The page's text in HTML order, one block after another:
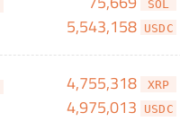
SOL
5,543,158 USDC
4,755,318 XRP
4,975,013 USDC